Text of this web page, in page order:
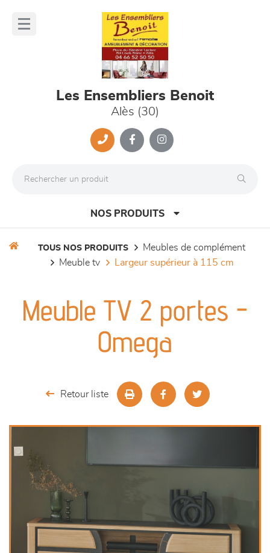
Les Ensembliers Benoit
Alès (30)
NOS PRODUITS
séjours
meubles de complément
TOUS NOS PRODUITS
meubles de complément
meuble tv
largeur supérieur à 115 cm
Meuble TV 2 portes -
Omega
Retour liste